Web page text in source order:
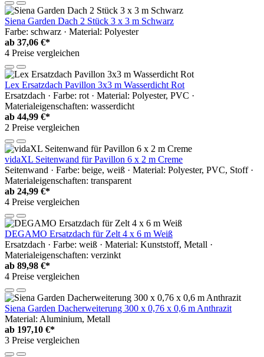
Siena Garden Dach 2 Stück 3 x 3 m Schwarz
Farbe: schwarz · Material: Polyester
ab 37,06 €*
4 Preise vergleichen
Lex Ersatzdach Pavillon 3x3 m Wasserdicht Rot
Ersatzdach · Farbe: rot · Material: Polyester, PVC ·
Materialeigenschaften: wasserdicht
ab 44,99 €*
2 Preise vergleichen
vidaXL Seitenwand für Pavillon 6 x 2 m Creme
Seitenwand · Farbe: beige, weiß · Material: Polyester, PVC, Stoff ·
Materialeigenschaften: transparent
ab 24,99 €*
4 Preise vergleichen
DEGAMO Ersatzdach für Zelt 4 x 6 m Weiß
Ersatzdach · Farbe: weiß · Material: Kunststoff, Metall ·
Materialeigenschaften: verzinkt
ab 89,98 €*
4 Preise vergleichen
Siena Garden Dacherweiterung 300 x 0,76 x 0,6 m Anthrazit
Material: Aluminium, Metall
ab 197,10 €*
3 Preise vergleichen